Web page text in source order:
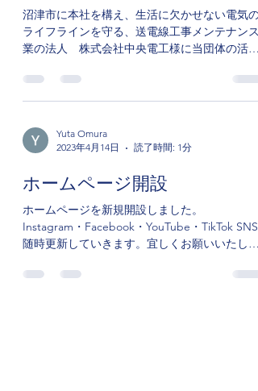
沼津市に本社を構え、生活に欠かせない電気の
ライフラインを守る、送電線工事メンテナンス
業の法人 株式会社中央電工様に当団体の活動
た。 BE GROWRY は バスケットボールを通じ
て、地域の子供達の...
Yuta Omura
2023年4月14日
読了時間: 1分
ホームページ開設
ホームページを新規開設しました。
Instagram・Facebook・YouTube・TikTok SNS
随時更新していきます。宜しくお願いいたしま